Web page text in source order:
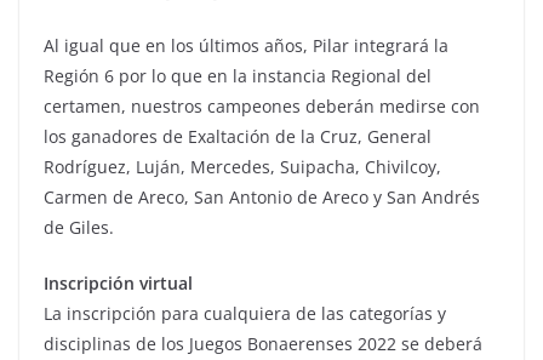
Al igual que en los últimos años, Pilar integrará la
Región 6 por lo que en la instancia Regional del
certamen, nuestros campeones deberán medirse con
los ganadores de Exaltación de la Cruz, General
Rodríguez, Luján, Mercedes, Suipacha, Chivilcoy,
Carmen de Areco, San Antonio de Areco y San Andrés
de Giles.
Inscripción virtual
La inscripción para cualquiera de las categorías y
disciplinas de los Juegos Bonaerenses 2022 se deberá